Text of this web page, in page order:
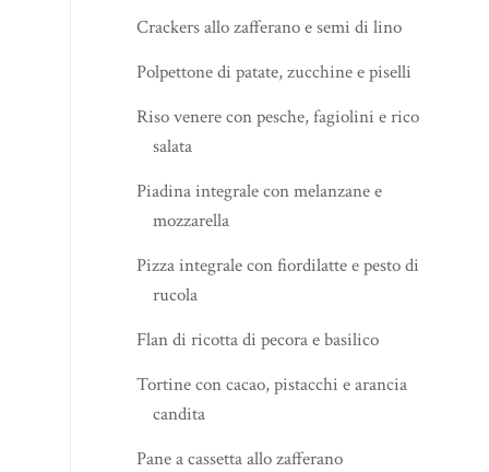
Crackers allo zafferano e semi di lino
Polpettone di patate, zucchine e piselli
Riso venere con pesche, fagiolini e ricotta
salata
Piadina integrale con melanzane e
mozzarella
Pizza integrale con fiordilatte e pesto di
rucola
Flan di ricotta di pecora e basilico
Tortine con cacao, pistacchi e arancia
candita
Pane a cassetta allo zafferano